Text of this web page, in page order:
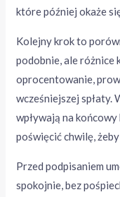
które później okaże
Kolejny krok to
podobnie, ale różnice
oprocentowanie,
wcześniejszej spłaty.
wpływają na
poświęcić chwilę,
Przed podpisaniem
spokojnie, bez